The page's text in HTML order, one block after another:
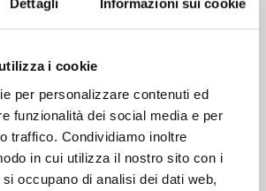
Dettagli Informazioni sui cookie
i cookie
per personalizzare contenuti ed
funzionalità dei social media e per
traffico. Condividiamo inoltre
in cui utilizza il nostro sito con i
occupano di analisi dei dati web,
N - PINZA PER ANELLI SEEGER mm
N - PINZA PER ANELLI SEEGER mm
+ IVA